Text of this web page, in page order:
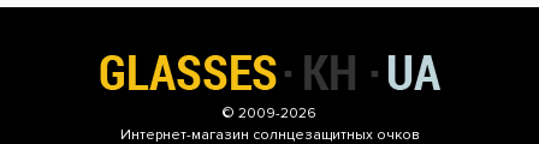
© 2009-2026
Интернет-магазин солнцезащитных очков